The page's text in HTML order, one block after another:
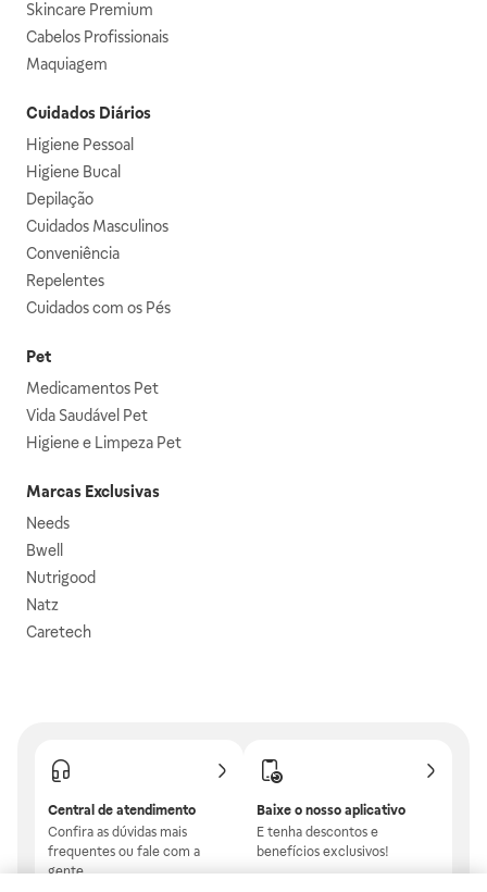
Skincare Premium
Cabelos Profissionais
Maquiagem
Cuidados Diários
Higiene Pessoal
Higiene Bucal
Depilação
Cuidados Masculinos
Conveniência
Repelentes
Cuidados com os Pés
Pet
Medicamentos Pet
Vida Saudável Pet
Higiene e Limpeza Pet
Marcas Exclusivas
Needs
Bwell
Nutrigood
Natz
Caretech
Central de atendimento
Confira as dúvidas mais
frequentes ou fale com a
gente.
Baixe o nosso aplicativo
E tenha descontos e
benefícios exclusivos!